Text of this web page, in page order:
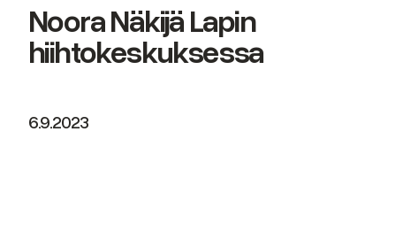
Noora Näkijä Lapin
hiihtokeskuksessa
6.9.2023